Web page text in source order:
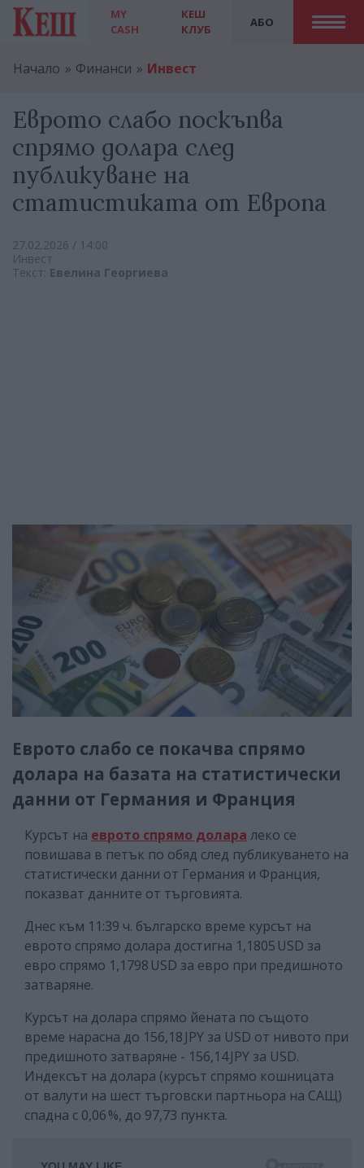
MY
CASH
АБО
КЕШ
КЛУБ
Начало Финанси Инвест
Еврото слабо поскъпва
спрямо долара след
публикуване на
статистиката от Европа
27.02.2026 / 14:00
Инвест
Текст: Евелина Георгиева
Еврото слабо се покачва спрямо
долара на базата на статистически
данни от Германия и Франция
Курсът на еврото спрямо долара леко се
повишава в петък по обяд след публикуването на
статистически данни от Германия и Франция,
показват данните от търговията.
Днес към 11:39 ч. българско време курсът на
еврото спрямо долара достигна 1,1805 USD за
евро спрямо 1,1798 USD за евро при предишното
затваряне.
Курсът на долара спрямо йената по същото
време нарасна до 156,18 JPY за USD от нивото при
предишното затваряне - 156,14 JPY за USD.
Индексът на долара (курсът спрямо кошницата
от валути на шест търговски партньора на САЩ)
спадна с 0,06 %, до 97,73 пункта.